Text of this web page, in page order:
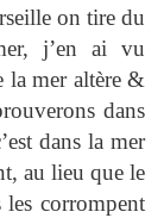
on tire du
j’en ai vu
la mer altère &
dans
dans la mer
au lieu que le
corrompent